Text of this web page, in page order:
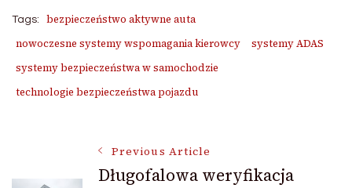
Tags:
bezpieczeństwo aktywne auta
nowoczesne systemy wspomagania kierowcy
systemy ADAS
systemy bezpieczeństwa w samochodzie
technologie bezpieczeństwa pojazdu
Previous Article
Długofalowa weryfikacja